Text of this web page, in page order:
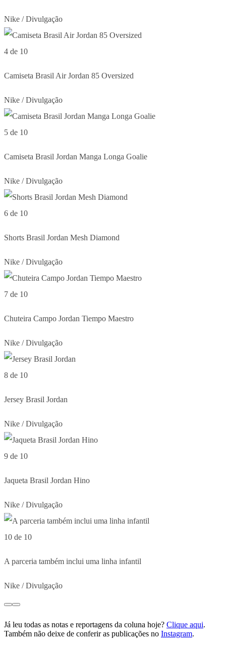
Nike / Divulgação
4 de 10
Camiseta Brasil Air Jordan 85 Oversized
Nike / Divulgação
5 de 10
Camiseta Brasil Jordan Manga Longa Goalie
Nike / Divulgação
6 de 10
Shorts Brasil Jordan Mesh Diamond
Nike / Divulgação
7 de 10
Chuteira Campo Jordan Tiempo Maestro
Nike / Divulgação
8 de 10
Jersey Brasil Jordan
Nike / Divulgação
9 de 10
Jaqueta Brasil Jordan Hino
Nike / Divulgação
10 de 10
A parceria também inclui uma linha infantil
Nike / Divulgação
Já leu todas as notas e reportagens da coluna hoje? Clique aqui.
Também não deixe de conferir as publicações no Instagram.